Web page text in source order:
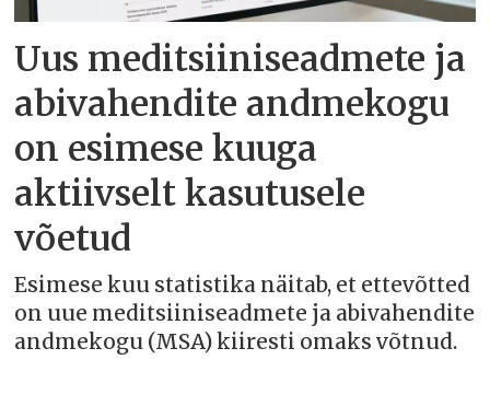
Uus meditsiiniseadmete ja
abivahendite andmekogu
on esimese kuuga
aktiivselt kasutusele
võetud
Esimese kuu statistika näitab, et ettevõtted
on uue meditsiiniseadmete ja abivahendite
andmekogu (MSA) kiiresti omaks võtnud.